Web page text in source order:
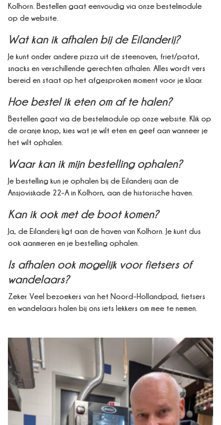
Kolhorn. Bestellen gaat eenvoudig via onze bestelmodule
op de website.
Wat kan ik afhalen bij de Eilanderij?
Je kunt onder andere pizza uit de steenoven, friet/patat,
snacks en verschillende gerechten afhalen. Alles wordt vers
bereid en staat op het afgesproken moment voor je klaar.
Hoe bestel ik eten om af te halen?
Bestellen gaat via de bestelmodule op onze website. Klik op
de oranje knop, kies wat je wilt eten en geef aan wanneer je
het wilt ophalen.
Waar kan ik mijn bestelling ophalen?
Je bestelling kun je ophalen bij de Eilanderij aan de
Ansjoviskade 22-A in Kolhorn, aan de historische haven.
Kan ik ook met de boot komen?
Ja, de Eilanderij ligt aan de haven van Kolhorn. Je kunt dus
ook aanmeren en je bestelling ophalen.
Is afhalen ook mogelijk voor fietsers of
wandelaars?
Zeker. Veel bezoekers van het Noord-Hollandpad, fietsers
en wandelaars halen bij ons iets lekkers om mee te nemen.